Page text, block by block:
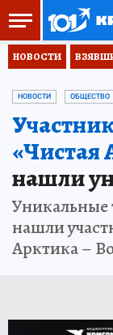
НОВОСТИ
НОВОСТИ ОБЩЕСТВО
«Чистая
нашли
Уникальные
нашли
Арктика –